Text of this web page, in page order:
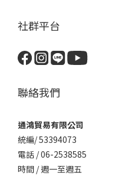
社群平台
聯絡我們
通鴻貿易有限公司
統編/ 53394073
電話 / 06-2538585
時間 / 週一至週五